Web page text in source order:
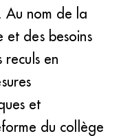
Au nom de la
des besoins
en
et
du collège